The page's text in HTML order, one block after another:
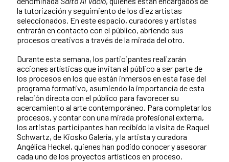
la tutorización y seguimiento de los diez artistas
seleccionados. En este espacio, curadores y artistas
entrarán en contacto con el público, abriendo sus
procesos creativos a través de la mirada del otro.
Durante esta semana, los participantes realizarán
acciones artísticas que invitan al público a ser parte de
los procesos en los que están inmersos en esta fase del
programa formativo, asumiendo la importancia de esta
relación directa con el público para favorecer su
acercamiento al arte contemporáneo. Para completar los
procesos, y contar con una mirada profesional externa,
los artistas participantes han recibido la visita de Raquel
Schwartz, de Kiosko Galería, y la artista y curadora
Angélica Heckel, quienes han podido conocer y asesorar
cada uno de los proyectos artísticos en proceso.